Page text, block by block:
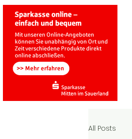
All Posts